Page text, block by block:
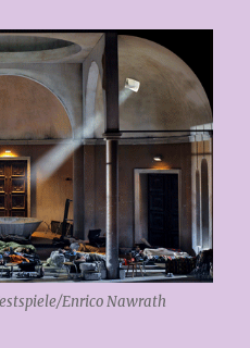
Enrico Nawrath